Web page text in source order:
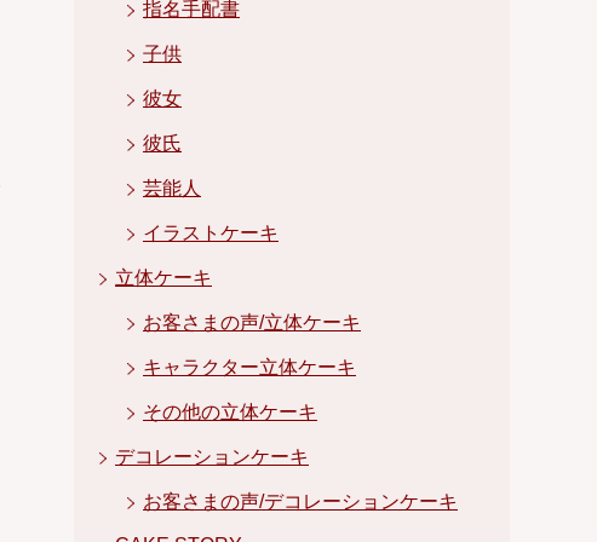
指名手配書
子供
彼女
彼氏
芸能人
イラストケーキ
立体ケーキ
お客さまの声/立体ケーキ
キャラクター立体ケーキ
その他の立体ケーキ
デコレーションケーキ
お客さまの声/デコレーションケーキ